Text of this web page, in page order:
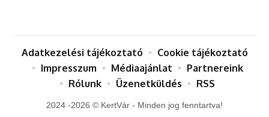
2024 -2026 © KertVár - Minden jog fenntartva!
Adatkezelési tájékoztató
Cookie tájékoztató
Impresszum
Médiaajánlat
Partnereink
Rólunk
Üzenetküldés RSS